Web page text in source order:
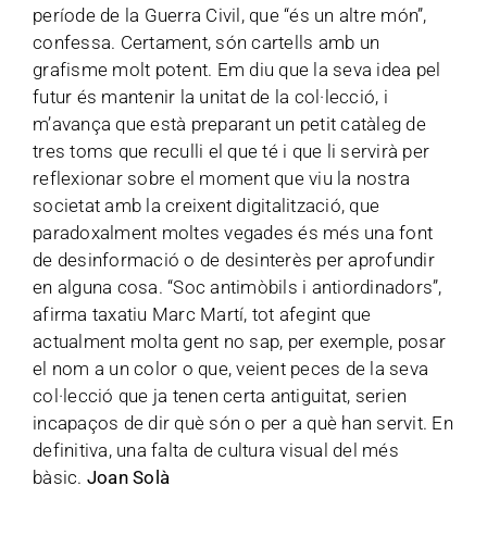
període de la Guerra Civil, que “és un altre món”,
confessa. Certament, són cartells amb un
grafisme molt potent. Em diu que la seva idea pel
futur és mantenir la unitat de la col·lecció, i
m’avança que està preparant un petit catàleg de
tres toms que reculli el que té i que li servirà per
reflexionar sobre el moment que viu la nostra
societat amb la creixent digitalització, que
paradoxalment moltes vegades és més una font
de desinformació o de desinterès per aprofundir
en alguna cosa. “Soc antimòbils i antiordinadors”,
afirma taxatiu Marc Martí, tot afegint que
actualment molta gent no sap, per exemple, posar
el nom a un color o que, veient peces de la seva
col·lecció que ja tenen certa antiguitat, serien
incapaços de dir què són o per a què han servit. En
definitiva, una falta de cultura visual del més
bàsic. Joan Solà